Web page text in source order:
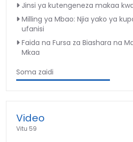
Jinsi ya kutengeneza makaa
Milling ya Mbao: Njia yako ya
ufanisi
Faida na Fursa za Biashara na
Mkaa
Soma zaidi
Video
Vitu 59